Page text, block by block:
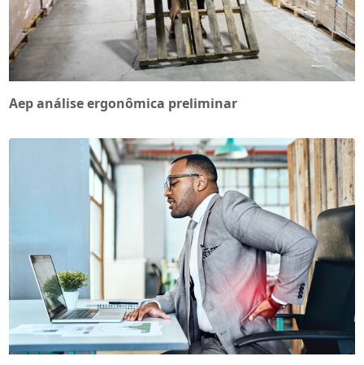
Aep análise ergonômica preliminar